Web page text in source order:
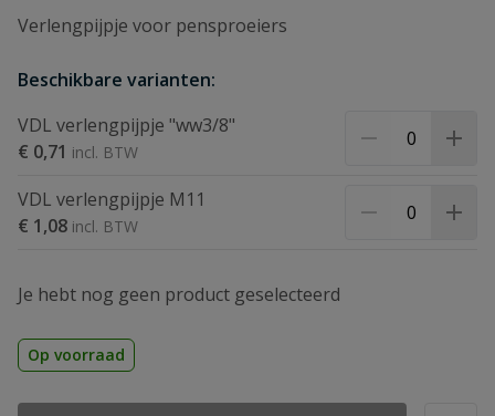
Verlengpijpje voor pensproeiers
Beschikbare varianten:
VDL verlengpijpje "ww3/8"
€ 0,71
VDL verlengpijpje M11
€ 1,08
Je hebt nog geen product geselecteerd
Op voorraad